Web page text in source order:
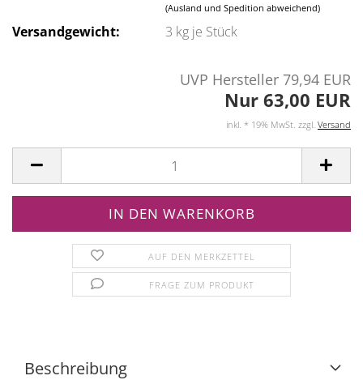
(Ausland und Spedition abweichend)
Versandgewicht: 3 kg je Stück
UVP Hersteller 79,94 EUR
Nur 63,00 EUR
inkl. * 19% MwSt. zzgl. Versand
AUF DEN MERKZETTEL
FRAGE ZUM PRODUKT
Beschreibung